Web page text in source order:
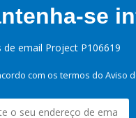
se
de email Project P106619
com os termos do Aviso